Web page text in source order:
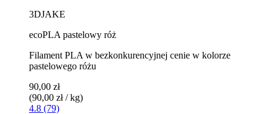
3DJAKE
ecoPLA pastelowy róż
Filament PLA w bezkonkurencyjnej cenie w kolorze
pastelowego różu
90,00 zł
(90,00 zł / kg)
4.8 (79)